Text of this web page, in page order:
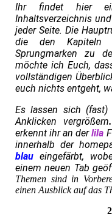
Ihr findet hier ein
Inhaltsverzeichnis
jeder Seite. Die
die den Kapiteln
Sprungmarken zu
möchte ich Euch,
vollständigen
euch nichts entgeht,
Es lassen sich
Anklicken vergrößern
erkennt ihr an der lila
innerhalb der
blau eingefärbt,
einem neuen Tab
Themen sind in
einen Ausblick auf das